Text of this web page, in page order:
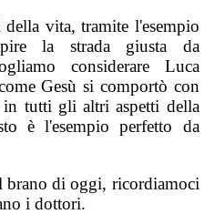
vita, tramite l'esempio
la strada giusta da
considerare Luca
Gesù si comportò con
tutti gli altri aspetti della
è l'esempio perfetto da
brano di oggi, ricordiamoci
i dottori.